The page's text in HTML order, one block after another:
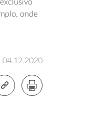
onde
04.12.2020